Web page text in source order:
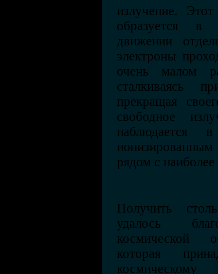
излучение.
образуется в
движении
электроны
очень малом
сталкиваясь
прекращая
свободное
наблюдается
рядом с
Получить
удалось
космической
которая